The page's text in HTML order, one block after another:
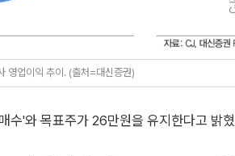
업이익 추이. (출처=대신증권)
수'와 목표주가 26만원을 유지한다고 밝